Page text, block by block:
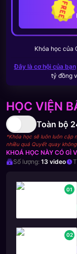
HỌC VIỆN
Toàn bộ
*Khóa học sẽ luôn luôn cập
nhiều quá Quyết quay
KHOÁ HỌC NÀY CÓ GÌ
Số lượng: 13 video
01
02
Khóa học của
Đây là cơ hội của bạn
tỷ đồng